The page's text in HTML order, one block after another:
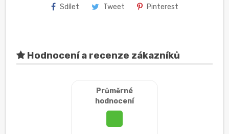
Sdílet Tweet Pinterest
Hodnocení a recenze zákazníků
Průměrné
hodnocení